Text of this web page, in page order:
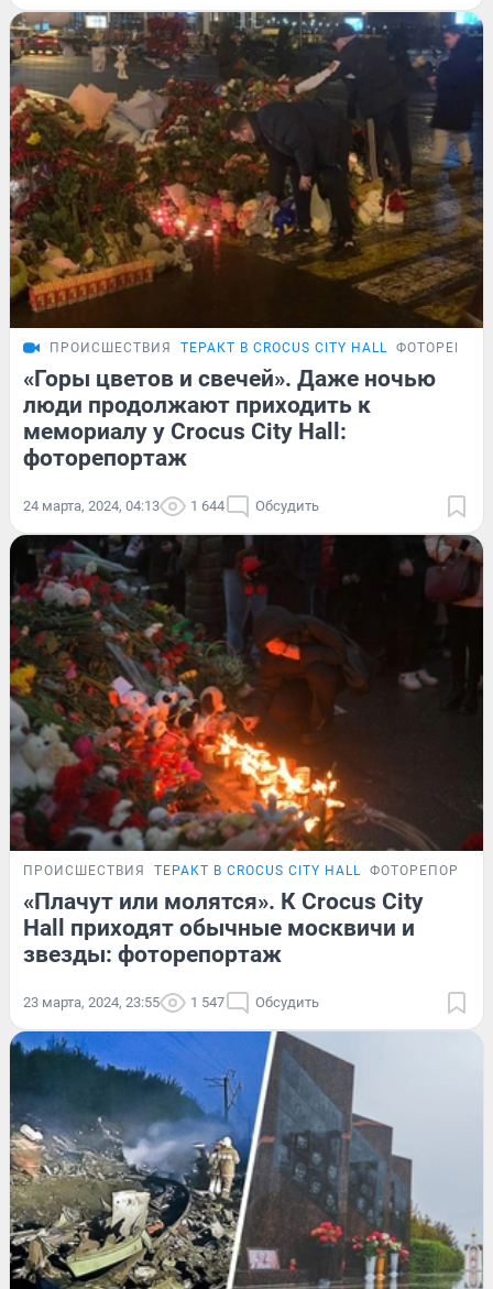
ПРОИСШЕСТВИЯ ТЕРАКТ В CROCUS CITY HALL
«Горы цветов и свечей». Даже ночью
люди продолжают приходить к
мемориалу у Crocus City Hall:
фоторепортаж
24 марта, 2024, 04:13 1 644 Обсудить
ПРОИСШЕСТВИЯ ТЕРАКТ В CROCUS CITY HALL ФОТОРЕПОРТАЖ
«Плачут или молятся». К Crocus City
Hall приходят обычные москвичи и
звезды: фоторепортаж
23 марта, 2024, 23:55 1 547 Обсудить